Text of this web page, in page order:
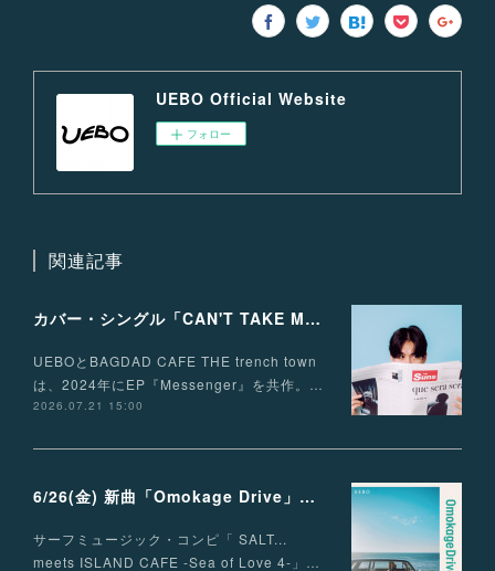
UEBO Official Website
フォロー
関連記事
カバー・シングル「CAN'T TAKE MY EYES OFF OF YOU」配信リリース！
UEBOとBAGDAD CAFE THE trench town
は、2024年にEP『Messenger』を共作。…
2026.07.21 15:00
6/26(金) 新曲「Omokage Drive」リリース決定
サーフミュージック・コンピ「 SALT...
meets ISLAND CAFE -Sea of Love 4-」…